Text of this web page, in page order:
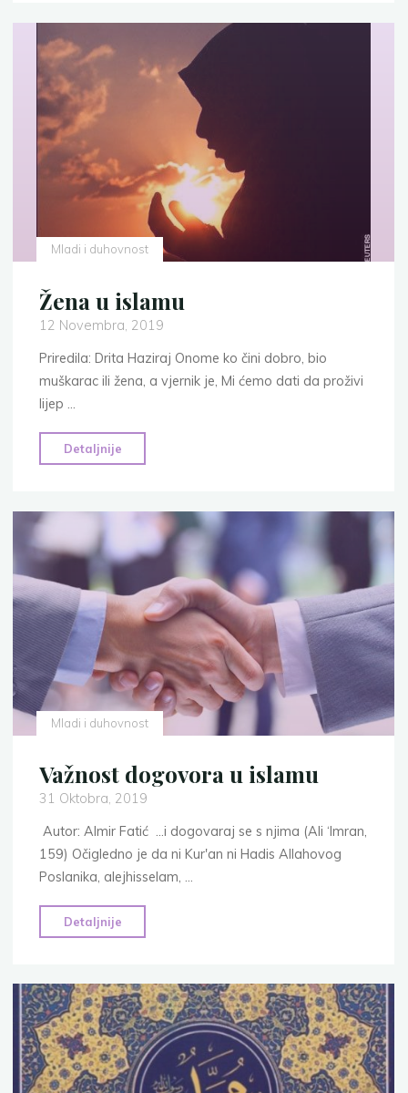
zdrave
Mladi i duhovnost
Žena u islamu
12 Novembra, 2019
Priredila: Drita Haziraj Onome ko čini dobro, bio
muškarac ili žena, a vjernik je, Mi ćemo dati da proživi
lijep …
Detaljnije
u
Mladi i duhovnost
Važnost dogovora u islamu
31 Oktobra, 2019
Autor: Almir Fatić …i dogovaraj se s njima (Ali ‘Imran,
159) Očigledno je da ni Kur'an ni Hadis Allahovog
Poslanika, alejhisselam, …
Detaljnije
dogovora
islamu"